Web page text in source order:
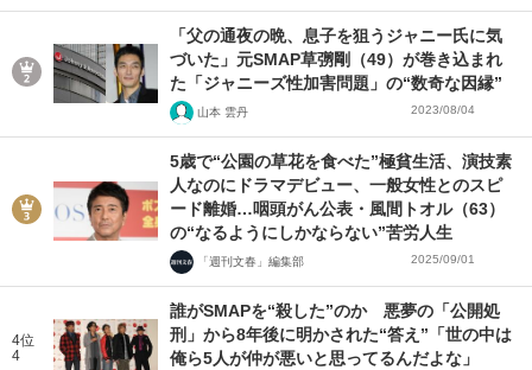
「父の通夜の晩、息子を狙うジャニー氏に気
づいた」元SMAP草彅剛（49）が巻き込まれ
た「ジャニーズ性加害問題」の“数奇な因縁”
山本 雲丹 2023/08/04
5歳で“公園の草花を食べた”極貧生活、演技素
人なのにドラマデビュー、一般女性とのスピ
ード離婚…咽頭がん公表・風間トオル（63）
の“なるようにしかならない”苦労人生
「週刊文春」編集部 2025/09/01
4位
4
誰がSMAPを“殺した”のか 悪夢の「公開処
刑」から8年後に明かされた“答え”「世の中は
俺ら5人が仲が悪いと思ってるんだよな」